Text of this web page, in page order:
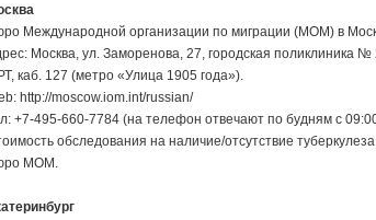
Международной организации по миграции (МОМ) в
Москва, ул. Заморенова, 27, городская поликлиника №
каб. 127 (метро «Улица 1905 года»).
http://moscow.iom.int/russian/
+7-495-660-7784 (на телефон отвечают по будням с
обследования на наличие/отсутствие
МОМ.